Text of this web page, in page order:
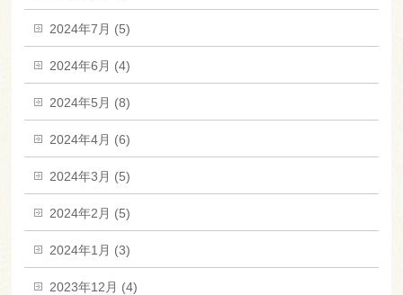
2024年7月 (5)
2024年6月 (4)
2024年5月 (8)
2024年4月 (6)
2024年3月 (5)
2024年2月 (5)
2024年1月 (3)
2023年12月 (4)